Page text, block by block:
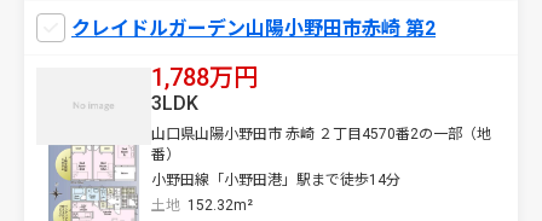
クレイドルガーデン山陽小野田市赤崎 第2
1,788万円
山口県山陽小野田市 赤崎 ２丁目4570番2の一部（地
番）
小野田線「小野田港」駅まで徒歩14分
土地 152.32m²
3LDK